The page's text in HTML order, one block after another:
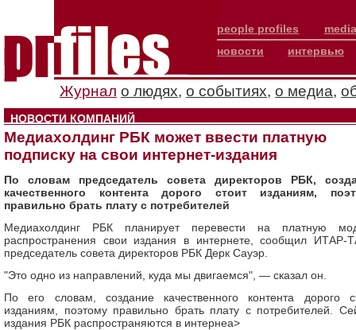
people profiles
новости
интервью
Журнал о людях, о событиях, о медиа,
НОВОСТИ КОМПАНИЙ
Медиахолдинг РБК может ввести платную
подписку на свои интернет-издания
По словам председатель совета директоров РБК,
качественного контента дорого стоит изданиям,
правильно брать плату с потребителей
Медиахолдинг РБК планирует перевести на платную
распространения свои издания в интернете, сообщил ИТАР-
председатель совета директоров РБК Дерк Сауэр.
"Это одно из направлений, куда мы двигаемся", — сказал он.
По его словам, создание качественного контента дорого
изданиям, поэтому правильно брать плату с потребителей.
издания РБК распространяются в интернеa>